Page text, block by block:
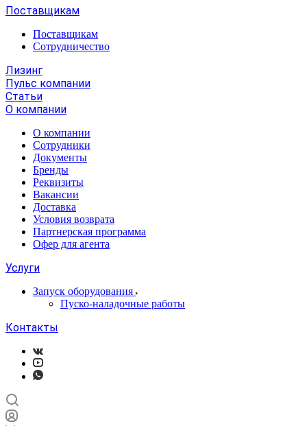
Поставщикам
Поставщикам
Сотрудничество
Лизинг
Пульс компании
Статьи
О компании
О компании
Сотрудники
Документы
Бренды
Реквизиты
Вакансии
Доставка
Условия возврата
Партнерская программа
Офер для агента
Услуги
Запуск оборудования
Пуско-наладочные работы
Контакты